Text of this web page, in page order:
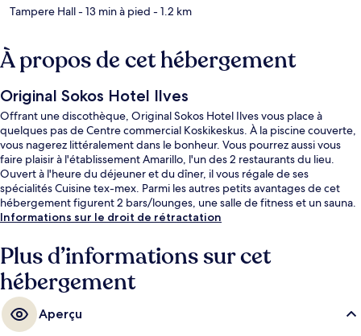
Tampere Hall- 13 min à pied - 1.2 km
À propos de cet hébergement
Original Sokos Hotel Ilves
Offrant une discothèque, Original Sokos Hotel Ilves vous place à
quelques pas de Centre commercial Koskikeskus. À la piscine couverte,
vous nagerez littéralement dans le bonheur. Vous pourrez aussi vous
faire plaisir à l'établissement Amarillo, l'un des 2 restaurants du lieu.
Ouvert à l'heure du déjeuner et du dîner, il vous régale de ses
spécialités Cuisine tex-mex. Parmi les autres petits avantages de cet
hébergement figurent 2 bars/lounges, une salle de fitness et un sauna.
Informations sur le droit de rétractation
Plus d’informations sur cet
hébergement
Aperçu